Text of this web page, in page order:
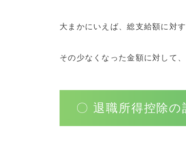
大まかにいえば、総支給額に対
その少なくなった金額に対して
〇 退職所得控除の